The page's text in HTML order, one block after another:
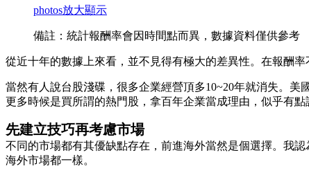
photos放大顯示
備註：統計報酬率會因時間點而異，數據資料僅供參考
從近十年的數據上來看，並不見得有極大的差異性。在報酬
當然有人說台股淺碟，很多企業經營頂多10~20年就消失。
更多時候是買所謂的熱門股，拿百年企業當成理由，似乎有點
先建立技巧再考慮市場
不同的市場都有其優缺點存在，前進海外當然是個選擇。我
海外市場都一樣。